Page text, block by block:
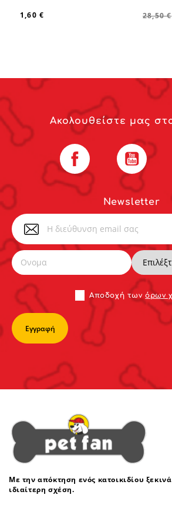
1,60 € 28,50 €
Newsletter
Αποδoχή τωνόρων
Ακολουθείστε μας
Facebook
Με την απόκτηση ενός κατοικιδίου
ιδιαίτερη σχέση.